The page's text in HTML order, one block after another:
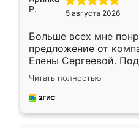
5 августа 2026
Больше всех мне
предложение от
Елены Сергеевой.
короткие сроки
для замера сотрудник
предложил по моему
Читать полностью